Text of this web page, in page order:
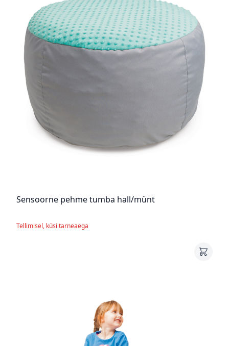
Sensoorne pehme tumba hall/münt
Tellimisel, küsi tarneaega